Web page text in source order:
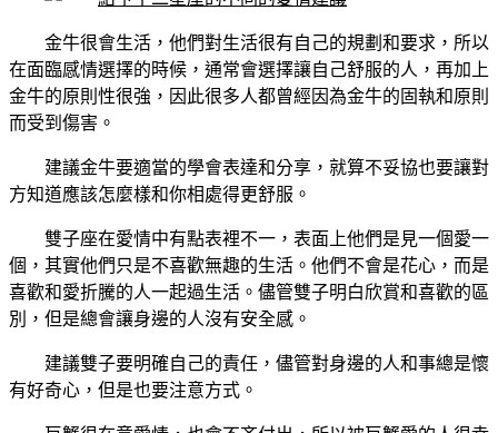
金牛很會生活，他們對生活很有自己的規劃和要求，所以
在面臨感情選擇的時候，通常會選擇讓自己舒服的人，再加上
金牛的原則性很強，因此很多人都曾經因為金牛的固執和原則
而受到傷害。
建議金牛要適當的學會表達和分享，就算不妥協也要讓對
方知道應該怎麼樣和你相處得更舒服。
雙子座在愛情中有點表裡不一，表面上他們是見一個愛一
個，其實他們只是不喜歡無趣的生活。他們不會是花心，而是
喜歡和愛折騰的人一起過生活。儘管雙子明白欣賞和喜歡的區
別，但是總會讓身邊的人沒有安全感。
建議雙子要明確自己的責任，儘管對身邊的人和事總是懷
有好奇心，但是也要注意方式。